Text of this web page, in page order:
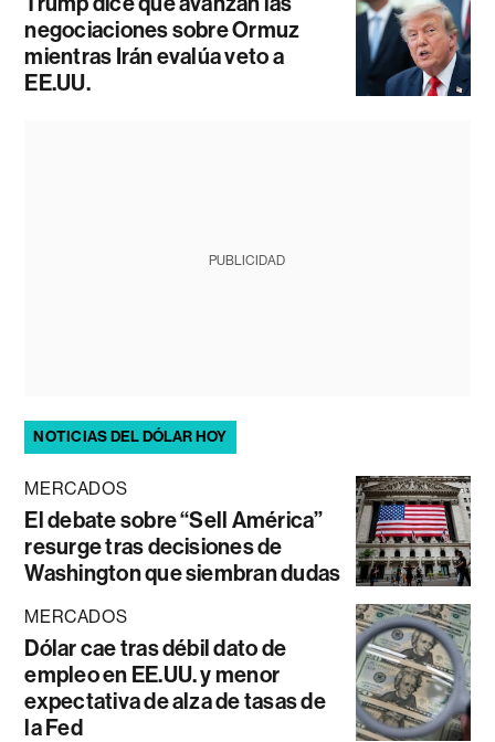
negociaciones sobre Ormuz
mientras Irán evalúa veto a
EE.UU.
PUBLICIDAD
NOTICIAS DEL DÓLAR HOY
MERCADOS
El debate sobre “Sell América”
resurge tras decisiones de
Washington que siembran dudas
MERCADOS
Dólar cae tras débil dato de
empleo en EE.UU. y menor
expectativa de alza de tasas de
la Fed